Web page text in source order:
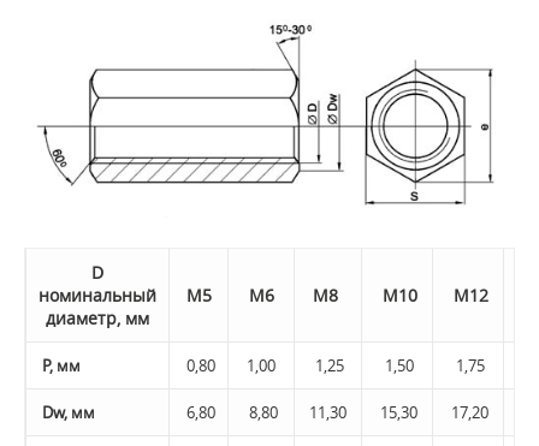
D
номинальный
диаметр, мм
М5 М6 М8 М10 М12
Р, мм 0,80 1,00 1,25 1,50 1,75
Dw, мм 6,80 8,80 11,30 15,30 17,20